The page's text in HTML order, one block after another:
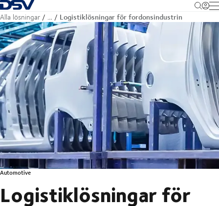
Tillbaka till hemsidan
Alla lösningar … Logistiklösningar för fordonsindustrin
Automotive
Logistiklösningar för